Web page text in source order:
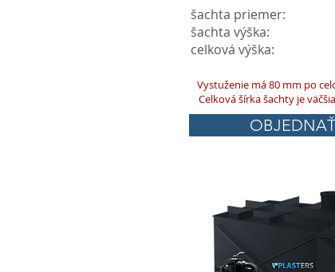
šachta priemer:
šachta výška:
celková výška:
Vystuženie má 80 mm po
Celková šírka šachty je
OBJEDNAŤ